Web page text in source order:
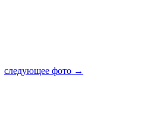
следующее фото →